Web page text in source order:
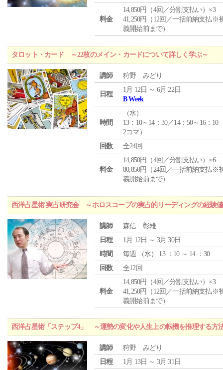
料金
14,850円（4回／分割支払い）×3
41,250円（12回／一括前納支払※
義開始前まで）
タロット・カード ～22枚のメイン・カードについて詳しく学ぶ～
講師 狩野 みどり
日程
1月 12日 ～ 6月 22日
B Week
時間
（水）
13：10～14：30／14：50～16：10
2コマ）
回数
全24回
料金
14,850円（4回／分割支払い）×6
80,850円（24回／一括前納支払※
義開始前まで）
西洋占星術 実占研究会 ～ホロスコープの実占的リーディングの経験
講師
森信 彰雄
日程
1月 12日 ～ 3月 30日
時間
毎週 （水） 13 ：10 ～ 14 ：30
回数
全12回
料金
14,850円（4回／分割支払い）×3
41,250円（12回／一括前納支払※
義開始前まで）
西洋占星術「ステップ4」 ～運勢の変化や人生上の転機を推理する方
講師
狩野 みどり
日程
1月 13日 ～ 3月 31日